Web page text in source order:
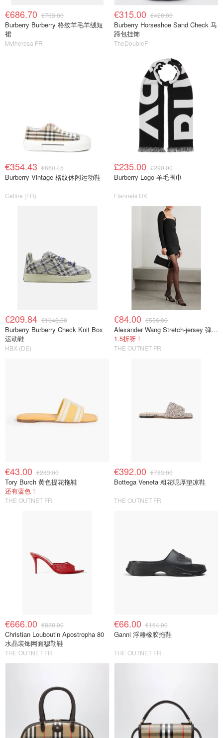
€686.70 €763.00
Burberry Burberry 格纹羊毛羊绒短
裙
Mytheresa FR
€315.00 €420.00
Burberry Horseshoe Sand Check 马
蹄包挂饰
TheDoubleF
€354.43 €660.45
Burberry Vintage 格纹休闲运动鞋
Cettire (FR)
£235.00 £290.00
Burberry Logo 羊毛围巾
Flannels UK
€209.84 €1043.00
Burberry Burberry Check Knit Box
运动鞋
HBX (DE)
€84.00 €556.00
Alexander Wang Stretch-jersey 弹力迷你连衣裙
1.5折呀！
THE OUTNET FR
€43.00 €283.00
Tory Burch 黄色提花拖鞋
还有蓝色！
THE OUTNET FR
€392.00 €783.00
Bottega Veneta 粗花呢厚垫凉鞋
THE OUTNET FR
€666.00 €888.00
Christian Louboutin Apostropha 80
水晶装饰网面穆勒鞋
THE OUTNET FR
€66.00 €164.00
Ganni 浮雕橡胶拖鞋
THE OUTNET FR